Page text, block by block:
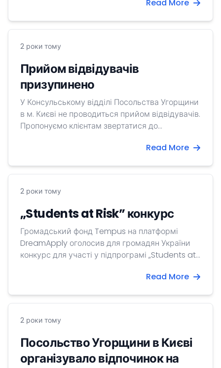
Read More
2 роки тому
Прийом відвідувачів
призупинено
У Консульському відділі Посольства Угорщини
в м. Києві не проводиться прийом відвідувачів.
Пропонуємо клієнтам звертатися до
Ужгород та до консульства в Берегові за
mission.ung{at}mfa.gov.hu i
Read More
2 роки тому
„Students at Risk” конкурс
Громадський фонд Tempus на платформі
DreamApply оголосив для громадян України
конкурс для участі у підпрограмі „Students at
Read More
2 роки тому
Посольство Угорщини в Києві
організувало відпочинок на